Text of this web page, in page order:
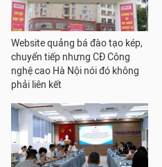
Website quảng bá đào tạo kép,
chuyển tiếp nhưng CĐ Công
nghệ cao Hà Nội nói đó không
phải liên kết